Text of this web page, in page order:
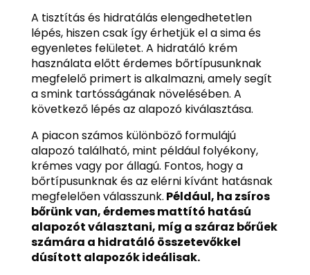
A tisztítás és hidratálás elengedhetetlen
lépés, hiszen csak így érhetjük el a sima és
egyenletes felületet. A hidratáló krém
használata előtt érdemes bőrtípusunknak
megfelelő primert is alkalmazni, amely segít
a smink tartósságának növelésében. A
következő lépés az alapozó kiválasztása.
A piacon számos különböző formulájú
alapozó található, mint például folyékony,
krémes vagy por állagú. Fontos, hogy a
bőrtípusunknak és az elérni kívánt hatásnak
megfelelően válasszunk. Például, ha zsíros
bőrünk van, érdemes mattító hatású
alapozót választani, míg a száraz bőrűek
számára a hidratáló összetevőkkel
dúsított alapozók ideálisak.